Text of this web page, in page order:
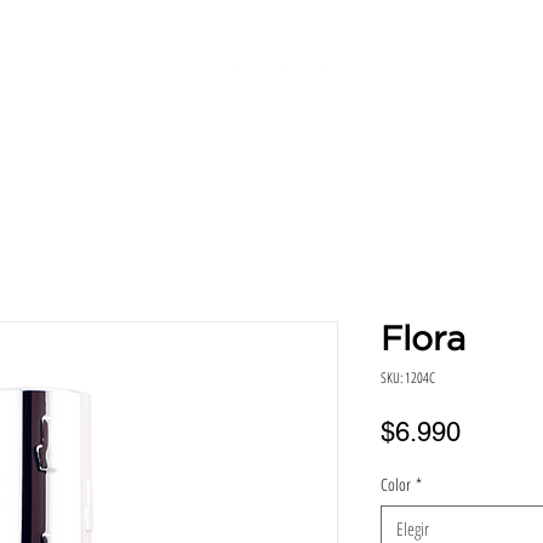
Flora
SKU: 1204C
$6.990Precio
Color *
Elegir